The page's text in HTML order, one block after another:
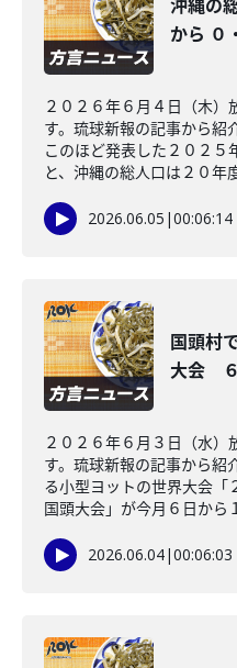
沖縄の
から ０
２０２６年６月４日（木）
す。琉球新報の記事から紹
このほど発表した２０２５
と、沖縄の総人口は２０年
2026.06.05 |00:06:14
国頭村
大会
２０２６年６月３日（水）
す。琉球新報の記事から紹
る小型ヨットの世界大会「
国頭大会」が今月６日から
2026.06.04|00:06:03